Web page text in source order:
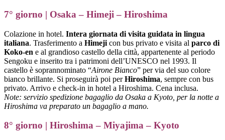
7° giorno | Osaka – Himeji – Hiroshima
Colazione in hotel. Intera giornata di visita guidata in lingua
italiana. Trasferimento a Himeji con bus privato e visita al parco di
Koko-en e al grandioso castello della città, appartenente al periodo
Sengoku e inserito tra i patrimoni dell’UNESCO nel 1993. Il
castello è soprannominato “Airone Bianco” per via del suo colore
bianco brillante. Si proseguirà poi perHiroshima, sempre con bus
privato. Arrivo e check-in in hotel a Hiroshima. Cena inclusa.
Note: servizio spedizione bagaglio da Osaka a Kyoto, per la notte a
Hiroshima va preparato un bagaglio a mano.
8° giorno | Hiroshima – Miyajima – Kyoto